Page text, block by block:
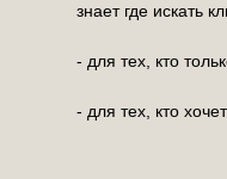
знает где искать
- для тех, кто
- для тех, кто